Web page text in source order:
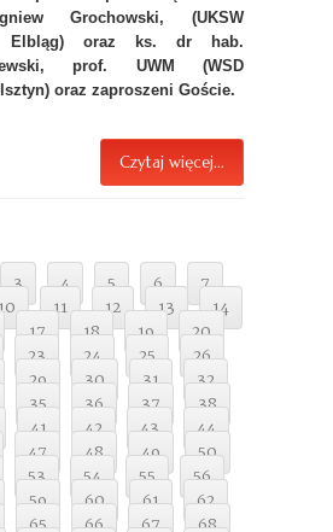
Grochowski, (UKSW
Elbląg) oraz ks. dr hab.
prof. UWM (WSD
oraz zaproszeni Goście.
Czytaj więcej...
3 4 5 6
7
11 12 13
14
17 18 19
20
23 24 25
26
29 30 31
32
35 36 37
38
41 42 43
44
47 48 49
50
53 54 55
56
59 60 61
62
65 66 67
68